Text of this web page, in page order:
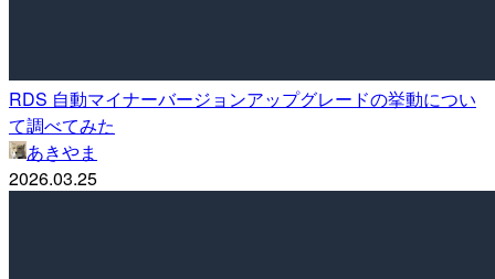
RDS 自動マイナーバージョンアップグレードの挙動につい
て調べてみた
あきやま
2026.03.25